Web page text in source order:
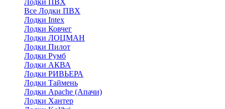
Лодки ПВХ
Все Лодки ПВХ
Лодки Intex
Лодки Ковчег
Лодки ЛОЦМАН
Лодки Пилот
Лодки Румб
Лодки АКВА
Лодки РИВЬЕРА
Лодки Таймень
Лодки Apache (Апачи)
Лодки Хантер